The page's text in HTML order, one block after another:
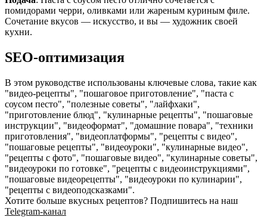
помидорами черри, оливками или жареным куриным филе.
Сочетание вкусов — искусство, и вы — художник своей
кухни.
SEO-оптимизация
В этом руководстве использованы ключевые слова, такие как
"видео-рецепты", "пошаговое приготовление", "паста с
соусом песто", "полезные советы", "лайфхаки",
"приготовление блюд", "кулинарные рецепты", "пошаговые
инструкции", "видеоформат", "домашние повара", "техники
приготовления", "видеоплатформы", "рецепты с видео",
"пошаговые рецепты", "видеоуроки", "кулинарные видео",
"рецепты с фото", "пошаговые видео", "кулинарные советы",
"видеоуроки по готовке", "рецепты с видеоинструкциями",
"пошаговые видеорецепты", "видеоуроки по кулинарии",
"рецепты с видеоподсказками".
Хотите больше вкусных рецептов? Подпишитесь на наш
Telegram-канал